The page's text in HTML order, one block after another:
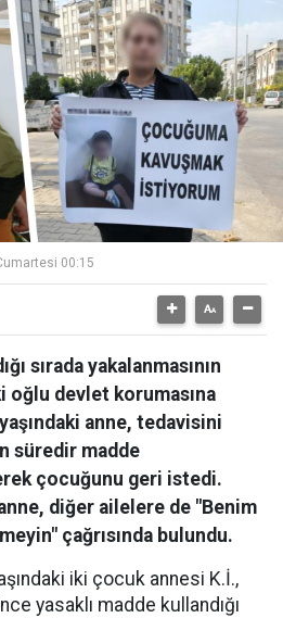
00:15
sırada yakalanmasının
oğlu devlet korumasına
anne, tedavisini
süredir madde
çocuğunu geri istedi.
anne, diğer ailelere de "Benim
çağrısında bulundu.
iki çocuk annesi K.İ.,
yasaklı madde kullandığı